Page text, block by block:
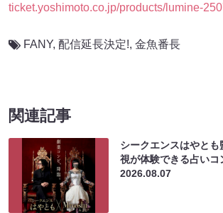
ticket.yoshimoto.co.jp/products/lumine-
FANY, 配信延長決定!, 金魚番長
関連記事
シークエンスはやと
視が体験できる占いコ
2026.08.07